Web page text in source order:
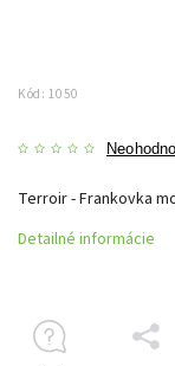
Kód: 1050
Terroir - Frankovka
Detailné informácie